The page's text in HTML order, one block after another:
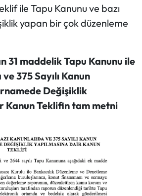
ile Tapu Kanunu ve bazı
yapan bir çok düzenleme
31 maddelik Tapu Kanunu ile
375 Sayılı Kanun
Değişiklik
Kanun Teklifin tam metni